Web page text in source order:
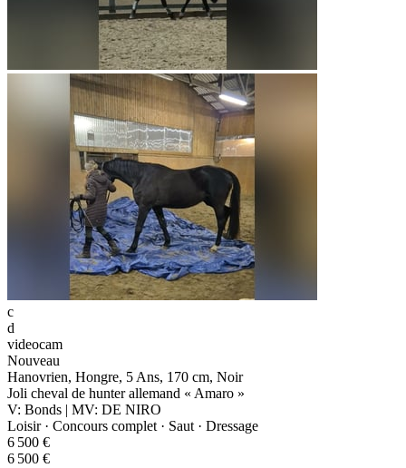
c
d
videocam
Nouveau
Hanovrien, Hongre, 5 Ans, 170 cm, Noir
Joli cheval de hunter allemand « Amaro »
V: Bonds | MV: DE NIRO
Loisir · Concours complet · Saut · Dressage
6 500 €
6 500 €